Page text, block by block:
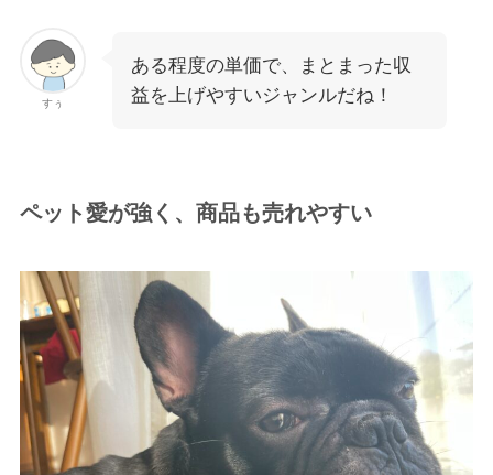
すぅ
ある程度の単価で、まとまった収
益を上げやすいジャンルだね！
ペット愛が強く、商品も売れやすい